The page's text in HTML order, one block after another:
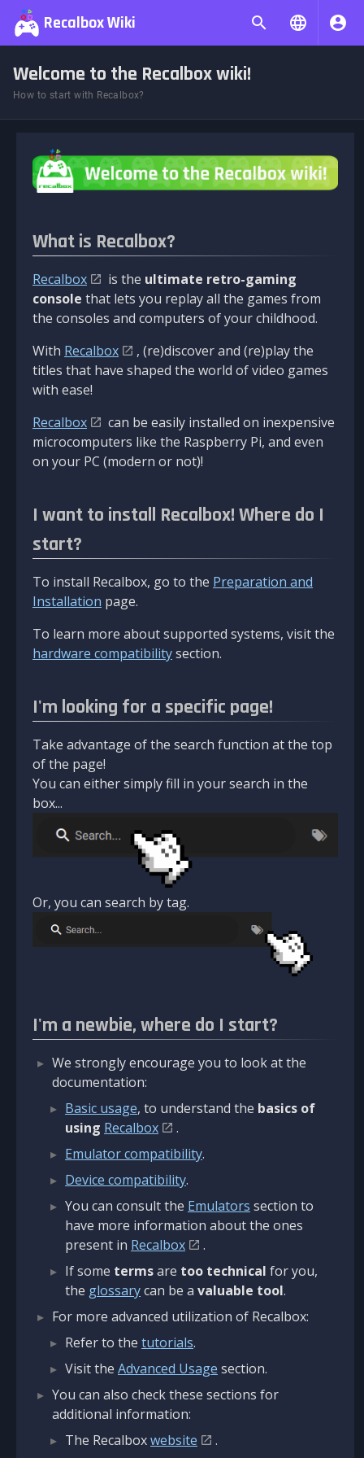
Recalbox Wiki
Welcome to the Recalbox wiki!
How to start with Recalbox?
What is Recalbox?
Recalbox is the ultimate retro-gaming
console that lets you replay all the games from
the consoles and computers of your childhood.
With Recalbox
, (re)discover and (re)play the
titles that have shaped the world of video games
with ease!
Recalbox
can be easily installed on inexpensive
microcomputers like the Raspberry Pi, and even
on your PC (modern or not)!
I want to install Recalbox! Where do I
start?
To install Recalbox, go to the Preparation and
Installation page.
To learn more about supported systems, visit the
hardware compatibilitysection.
I'm looking for a specific page!
Take advantage of the search function at the top
of the page!
You can either simply fill in your search in the
box...
Or, you can search by tag.
I'm a newbie, where do I start?
We strongly encourage you to look at the
documentation:
Basic usage, to understand the basics of
using Recalbox
.
Emulator compatibility.
Device compatibility.
You can consult the Emulators section to
have more information about the ones
present in Recalbox
.
If some termsare too technical for you,
the glossarycan be a valuable tool.
For more advanced utilization of Recalbox:
Refer to the tutorials.
Visit the Advanced Usage section.
You can also check these sections for
additional information:
The Recalboxwebsite
.